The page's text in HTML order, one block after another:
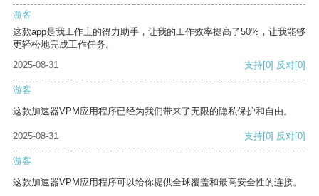
游客
这款app是我工作上的得力助手，让我的工作效率提高了50%，让我能够
更轻松地完成工作任务。
2025-08-31
支持[0] 反对[0]
游客
这款加速器VPM应用程序已经为我们带来了无限的隐私保护和自由。
2025-08-31 支持[0] 反对[0]
游客
这款加速器VPM应用程序可以给你提供全球覆盖和最高安全性的连接。